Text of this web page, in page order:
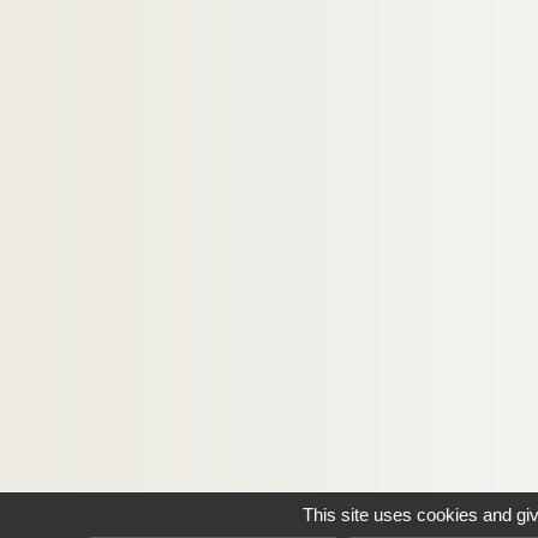
This site uses cookies and